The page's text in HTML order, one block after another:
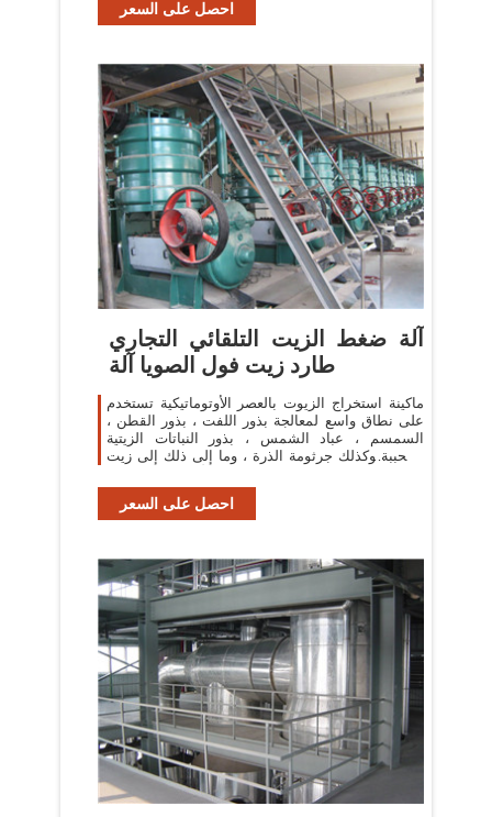
احصل على السعر
آلة ضغط الزيت التلقائي التجاري
طارد زيت فول الصويا آلة
ماكينة استخراج الزيوت بالعصر الأوتوماتيكية تستخدم
على نطاق واسع لمعالجة بذور اللفت ، بذور القطن ،
السمسم ، عباد الشمس ، بذور النباتات الزيتية
المحببة وكذلك جرثومة الذرة ، وما إلى ذلك إلى زيت
احصل على السعر